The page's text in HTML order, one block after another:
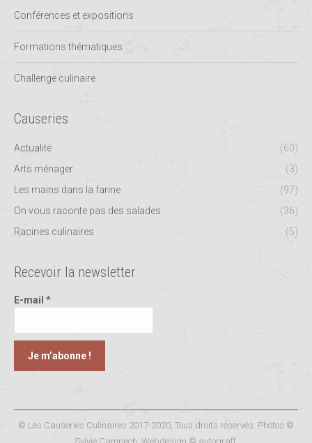
Conférences et expositions
Formations thématiques
Challenge culinaire
Causeries
Actualité
(60)
Arts ménager
(3)
Les mains dans la farine
(97)
On vous raconte pas des salades
(36)
Racines culinaires
(5)
Recevoir la newsletter
E-mail *
© Les Causeries Culinaires 2017-2020, Tous droits réservés. Photos ©